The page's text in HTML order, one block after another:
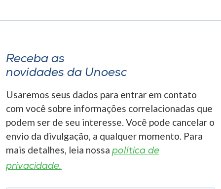
Receba as
novidades da Unoesc
Usaremos seus dados para entrar em contato
com você sobre informações correlacionadas que
podem ser de seu interesse. Você pode cancelar o
envio da divulgação, a qualquer momento. Para
mais detalhes, leia nossa política de
privacidade.